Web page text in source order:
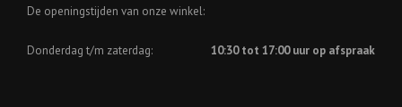
De openingstijden van onze winkel:
Donderdag t/m zaterdag: 10:30 tot 17:00 uur op afspraak